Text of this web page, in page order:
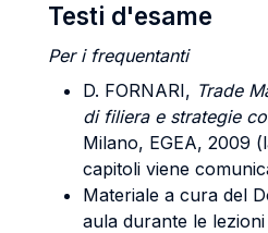
Testi d'esame
Per i frequentanti
D. FORNARI, Trade
di filiera e strategie
Milano, EGEA, 2009
capitoli viene
Materiale a cura del
aula durante le lezioni